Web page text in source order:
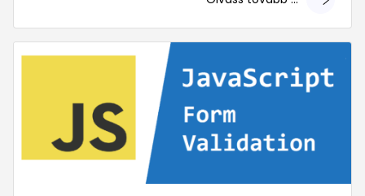
... mert megéri!